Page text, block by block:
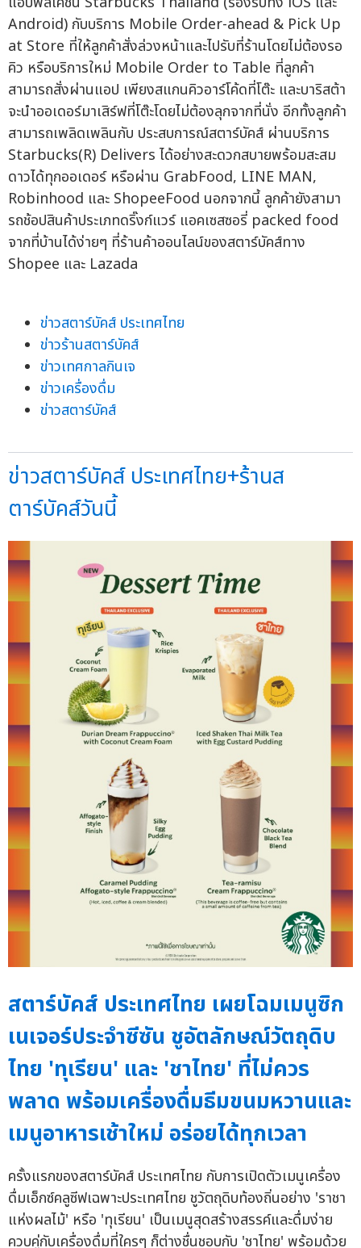
Android) กับบริการ Mobile Order-ahead & Pick Up
at Store ที่ให้ลูกค้าสั่งล่วงหน้าและไปรับที่ร้านโดยไม่ต้องรอ
คิว หรือบริการใหม่ Mobile Order to Table ที่ลูกค้า
สามารถสั่งผ่านแอป เพียงสแกนคิวอาร์โค้ดที่โต๊ะ และบาริสต้า
จะนำออเดอร์มาเสิร์ฟที่โต๊ะโดยไม่ต้องลุกจากที่นั่ง อีกทั้งลูกค้า
สามารถเพลิดเพลินกับ ประสบการณ์สตาร์บัคส์ ผ่านบริการ
Starbucks(R) Delivers ได้อย่างสะดวกสบายพร้อมสะสม
ดาวได้ทุกออเดอร์ หรือผ่าน GrabFood, LINE MAN,
Robinhood และ ShopeeFood นอกจากนี้ ลูกค้ายังสามา
รถช้อปสินค้าประเภทดริ๊งก์แวร์ แอคเซสซอรี่ packed food
จากที่บ้านได้ง่ายๆ ที่ร้านค้าออนไลน์ของสตาร์บัคส์ทาง
Shopee และ Lazada
ข่าวสตาร์บัคส์ ประเทศไทย
ข่าวร้านสตาร์บัคส์
ข่าวเทศกาลกินเจ
ข่าวเครื่องดื่ม
ข่าวสตาร์บัคส์
ข่าวสตาร์บัคส์ ประเทศไทย+ร้านส
ตาร์บัคส์วันนี้
สตาร์บัคส์ ประเทศไทย เผยโฉมเมนูซิก
เนเจอร์ประจำซีซัน ชูอัตลักษณ์วัตถุดิบ
ไทย 'ทุเรียน' และ 'ชาไทย' ที่ไม่ควร
พลาด พร้อมเครื่องดื่มธีมขนมหวานและ
เมนูอาหารเช้าใหม่ อร่อยได้ทุกเวลา
ครั้งแรกของสตาร์บัคส์ ประเทศไทย กับการเปิดตัวเมนูเครื่อง
ดื่มเอ็กซ์คลูซีฟเฉพาะประเทศไทย ชูวัตถุดิบท้องถิ่นอย่าง 'ราชา
แห่งผลไม้' หรือ 'ทุเรียน' เป็นเมนูสุดสร้างสรรค์และดื่มง่าย
ควบคู่กับเครื่องดื่มที่ใครๆ ก็ต่างชื่นชอบกับ 'ชาไทย' พร้อมด้วย